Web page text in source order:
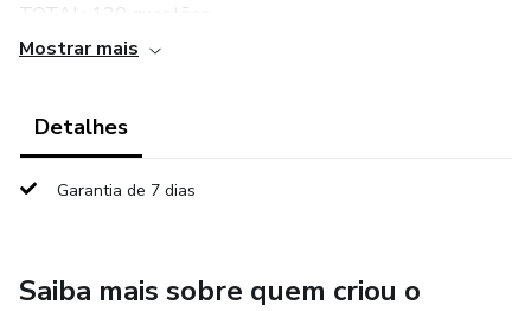
TOTAL: 130 questões
em qualquer dispositivo.
Mostrar mais
Detalhes
Garantia de 7 dias
Saiba mais sobre quem criou o